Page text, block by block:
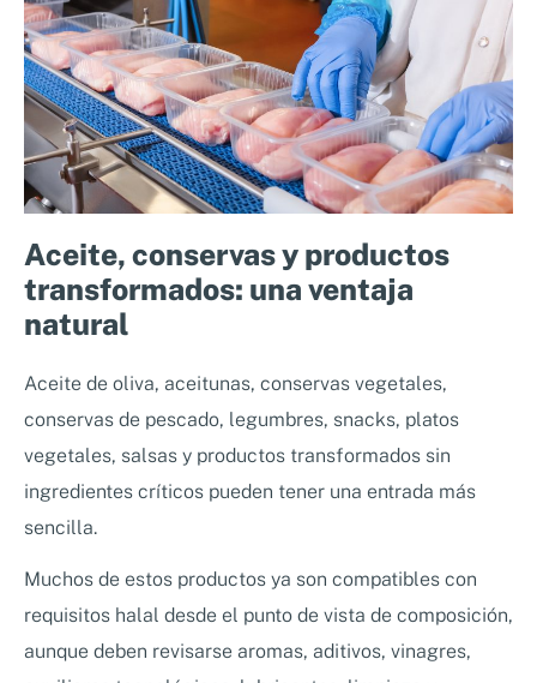
Aceite, conservas y productos
transformados: una ventaja
natural
Aceite de oliva, aceitunas, conservas vegetales,
conservas de pescado, legumbres, snacks, platos
vegetales, salsas y productos transformados sin
ingredientes críticos pueden tener una entrada más
sencilla.
Muchos de estos productos ya son compatibles con
requisitos halal desde el punto de vista de composición,
aunque deben revisarse aromas, aditivos, vinagres,